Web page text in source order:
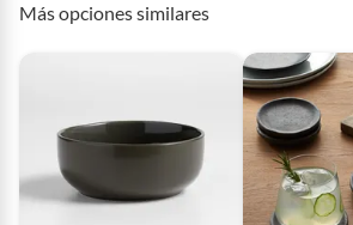
Más opciones similares